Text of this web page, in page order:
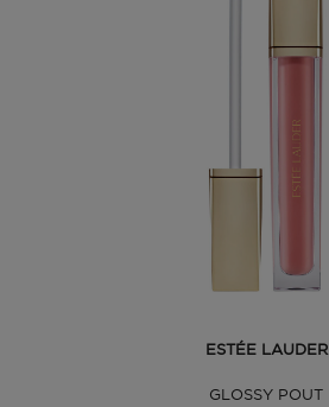
ESTÉE LAUDER
GLOSSY POUT